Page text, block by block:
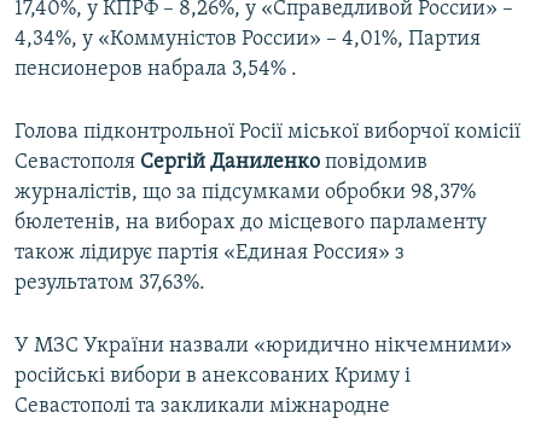
17,40%, у КПРФ – 8,26%, у «Справедливой России» –
4,34%, у «Коммуністов России» – 4,01%, Партия
пенсионеров набрала 3,54% .
Голова підконтрольної Росії міської виборчої комісії
Севастополя Сергій Даниленко повідомив
журналістів, що за підсумками обробки 98,37%
бюлетенів, на виборах до місцевого парламенту
також лідирує партія «Единая Россия» з
результатом 37,63%.
У МЗС України назвали «юридично нікчемними»
російські вибори в анексованих Криму і
Севастополі та закликали міжнародне